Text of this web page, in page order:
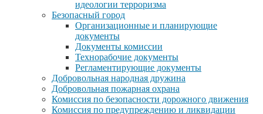
идеологии терроризма
Безопасный город
Организационные и планирующие
документы
Документы комиссии
Технорабочие документы
Регламентирующие документы
Добровольная народная дружина
Добровольная пожарная охрана
Комиссия по безопасности дорожного движения
Комиссия по предупреждению и ликвидации